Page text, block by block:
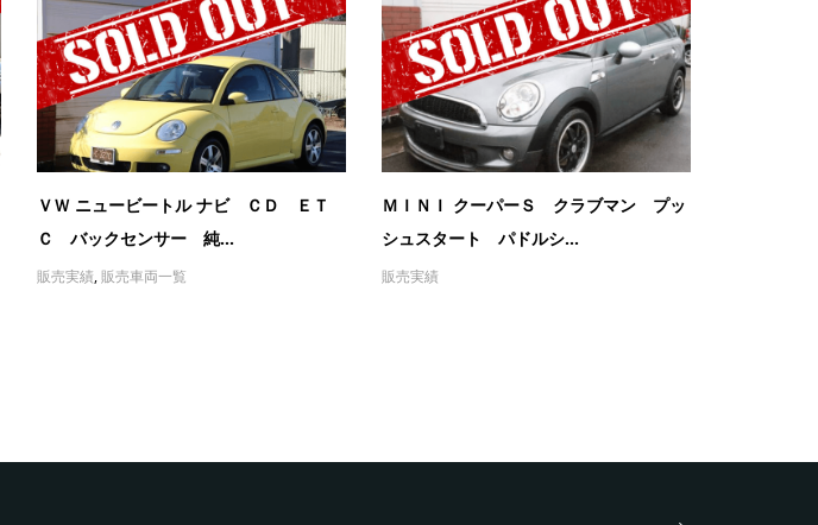
ＶＷ ニュービートル ナビ ＣＤ ＥＴ
Ｃ バックセンサー 純...
販売実績,販売車両一覧
ＭＩＮＩ クーパーＳ クラブマン プッ
シュスタート パドルシ...
販売実績